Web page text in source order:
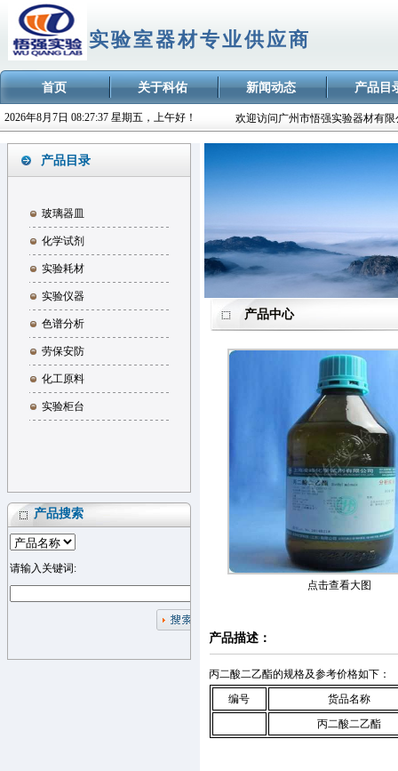
实验室器材专业供应商
首页 关于科佑 新闻动态 产品目
2026年8月7日 08:27:37 星期五，上午好！ 欢迎访问广州市悟强实验器材有限
广州市悟强实验器材-专业的实验
产品目录
玻璃器皿
化学试剂
实验耗材
实验仪器
色谱分析
劳保安防
化工原料
实验柜台
产品搜索
请输入关键词:
产品中心
点击查看大图
产品描述：
丙二酸二乙酯的规格及参考价格如下：
编号
货品名称
丙二酸二乙酯